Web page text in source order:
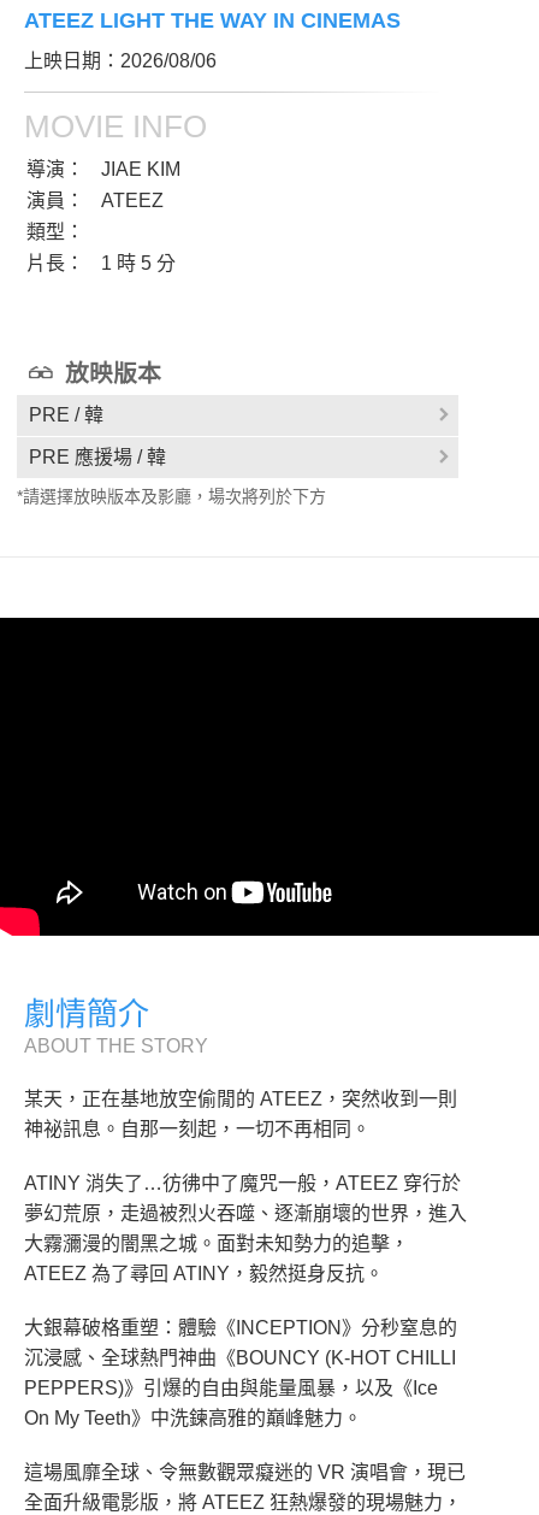
ATEEZ LIGHT THE WAY IN CINEMAS
上映日期：2026/08/06
MOVIE INFO
導演：
JIAE KIM
演員：
ATEEZ
類型：
片長：
1 時 5 分
放映版本
PRE / 韓
PRE 應援場 / 韓
*請選擇放映版本及影廳，場次將列於下方
劇情簡介
ABOUT THE STORY
某天，正在基地放空偷閒的 ATEEZ，突然收到一則
神祕訊息。自那一刻起，一切不再相同。
ATINY 消失了…彷彿中了魔咒一般，ATEEZ 穿行於
夢幻荒原，走過被烈火吞噬、逐漸崩壞的世界，進入
大霧瀰漫的闇黑之城。面對未知勢力的追擊，
ATEEZ 為了尋回 ATINY，毅然挺身反抗。
大銀幕破格重塑：體驗《INCEPTION》分秒窒息的
沉浸感、全球熱門神曲《BOUNCY (K-HOT CHILLI
PEPPERS)》引爆的自由與能量風暴，以及《Ice
On My Teeth》中洗鍊高雅的巔峰魅力。
這場風靡全球、令無數觀眾癡迷的 VR 演唱會，現已
全面升級電影版，將 ATEEZ 狂熱爆發的現場魅力，